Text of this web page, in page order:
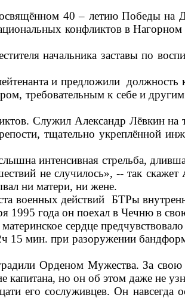
40 – летию Победы на
конфликтов в Нагорном
начальника заставы по
и предложили должность
требовательным к себе и
Служил Александр Лёвкин на
тщательно укреплённой
интенсивная стрельба,
не случилось», -- так скажет
ни матери, ни жене.
военных действий БТРы
1995 года он поехал в Чечню в
сердце
15 мин. при разоружении
Орденом Мужества. За свою
но он об этом даже не
его сослуживцев. Он навсегда